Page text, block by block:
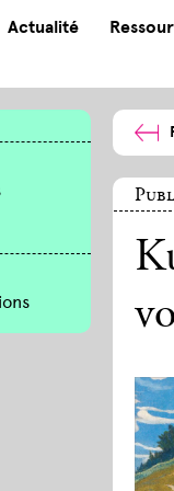
Actualité